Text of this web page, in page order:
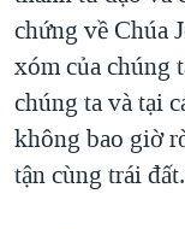
chứng về Chúa
xóm của chúng
chúng ta và tại
không bao giờ
tận cùng trái